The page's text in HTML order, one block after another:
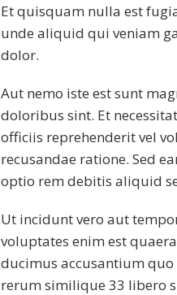
Et quisquam nulla est
unde aliquid qui veniam
dolor.
Aut nemo iste est sunt
doloribus sint. Et
officiis reprehenderit vel
recusandae ratione. Sed
optio rem debitis aliquid
Ut incidunt vero aut
voluptates enim est
ducimus accusantium
rerum similique 33 libero